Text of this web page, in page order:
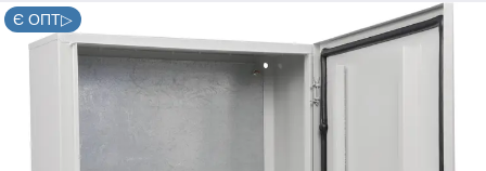
Є ОПТ▷